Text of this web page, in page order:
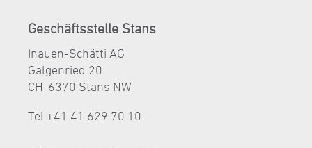
Geschäftsstelle Stans
Inauen-Schätti AG
Galgenried 20
CH-6370 Stans NW
Tel +41 41 629 70 10